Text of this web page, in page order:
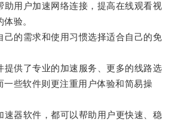
用户加速网络连接，提高在线观看视
验。
的需求和使用习惯选择适合自己的免
供了专业的加速服务、更多的线路选
一些软件则更注重用户体验和简易操
器软件，都可以帮助用户更快速、稳